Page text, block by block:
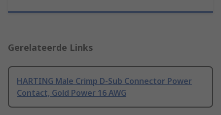
Gerelateerde Links
HARTING Male Crimp D-Sub Connector Power
Contact, Gold Power 16 AWG